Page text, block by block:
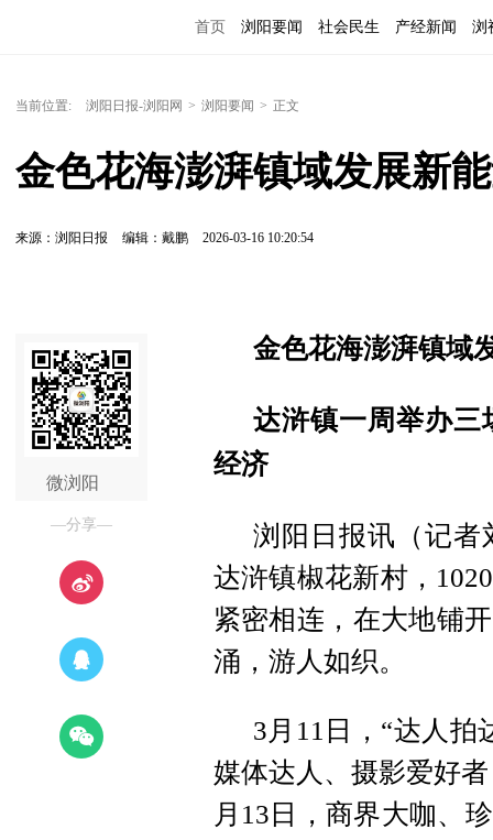
首页 浏阳要闻 社会民生 产经新闻 浏
当前位置: 浏阳日报-浏阳网 > 浏阳要闻 > 正文
金色花海澎湃镇域发展新
来源：浏阳日报 编辑：戴鹏 2026-03-16 10:20:54
微浏阳
—分享—
金色花海澎湃镇域
达浒镇一周举办三
经济
浏阳日报讯（记者
达浒镇椒花新村，
紧密相连，在大地铺
涌，游人如织。
3月11日，“达人拍
媒体达人、摄影爱好
月13日，商界大咖、